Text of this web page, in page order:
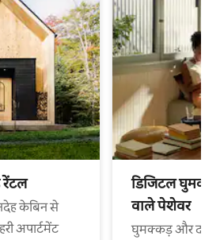
रेंटल
केबिन से
अपार्टमेंट
डिजिटल
वाले पेशेवर
घुमक्कड़ और